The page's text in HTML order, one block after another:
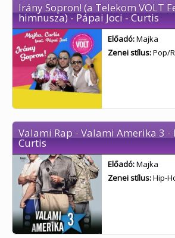
Irány Sopron! (a Telekom VOLT
himnusza) - Pápai Joci - Curtis
Előadó:Majka
Zenei stílus:Pop/
Valami Rap - Valami Amerika 3 -
Curtis
Előadó:Majka
Zenei stílus:Hip-